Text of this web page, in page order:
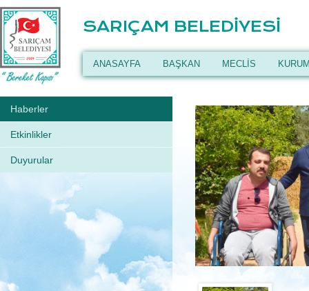
SARIÇAM BELEDİYESİ
ANASAYFA BAŞKAN MECLİS
Haberler
Etkinlikler
Duyurular